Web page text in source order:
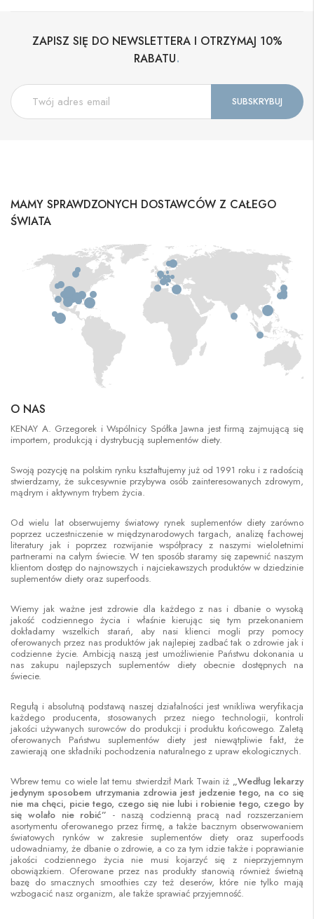
ZAPISZ SIĘ DO NEWSLETTERA I OTRZYMAJ 10%
RABATU.
MAMY SPRAWDZONYCH DOSTAWCÓW Z CAŁEGO
ŚWIATA
O NAS
KENAY A. Grzegorek i Wspólnicy Spółka Jawna jest firmą zajmującą się
importem, produkcją i dystrybucją suplementów diety.
Swoją pozycję na polskim rynku kształtujemy już od 1991 roku i z radością
stwierdzamy, że sukcesywnie przybywa osób zainteresowanych zdrowym,
mądrym i aktywnym trybem życia.
Od wielu lat obserwujemy światowy rynek suplementów diety zarówno
poprzez uczestniczenie w międzynarodowych targach, analizę fachowej
literatury jak i poprzez rozwijanie współpracy z naszymi wieloletnimi
partnerami na całym świecie. W ten sposób staramy się zapewnić naszym
klientom dostęp do najnowszych i najciekawszych produktów w dziedzinie
suplementów diety oraz superfoods.
Wiemy jak ważne jest zdrowie dla każdego z nas i dbanie o wysoką
jakość codziennego życia i właśnie kierując się tym przekonaniem
dokładamy wszelkich starań, aby nasi klienci mogli przy pomocy
oferowanych przez nas produktów jak najlepiej zadbać tak o zdrowie jak i
codzienne życie. Ambicją naszą jest umożliwienie Państwu dokonania u
nas zakupu najlepszych suplementów diety obecnie dostępnych na
świecie.
Regułą i absolutną podstawą naszej działalności jest wnikliwa weryfikacja
każdego producenta, stosowanych przez niego technologii, kontroli
jakości używanych surowców do produkcji i produktu końcowego. Zaletą
oferowanych Państwu suplementów diety jest niewątpliwie fakt, że
zawierają one składniki pochodzenia naturalnego z upraw ekologicznych.
Wbrew temu co wiele lat temu stwierdził Mark Twain iż „Według lekarzy
jedynym sposobem utrzymania zdrowia jest jedzenie tego, na co się
nie ma chęci, picie tego, czego się nie lubi i robienie tego, czego by
się wolało nie robić”- naszą codzienną pracą nad rozszerzaniem
asortymentu oferowanego przez firmę, a także bacznym obserwowaniem
światowych rynków w zakresie suplementów diety oraz superfoods
udowadniamy, że dbanie o zdrowie, a co za tym idzie także i poprawianie
jakości codziennego życia nie musi kojarzyć się z nieprzyjemnym
obowiązkiem. Oferowane przez nas produkty stanowią również świetną
bazę do smacznych smoothies czy też deserów, które nie tylko mają
wzbogacić nasz organizm, ale także sprawiać przyjemność.